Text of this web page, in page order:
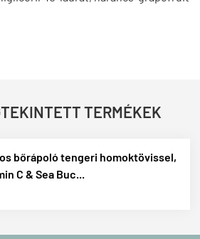
TERMÉKEK
bőrápoló tengeri homoktövissel,
C & Sea Buc...